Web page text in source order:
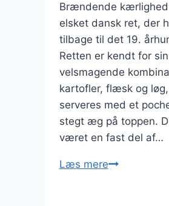
Brændende kærlighed
elsket dansk ret, der
tilbage til det 19.
Retten er kendt for
velsmagende
kartofler, flæsk og
serveres med et
stegt æg på toppen.
været en fast del af…
Læs mereBrændende